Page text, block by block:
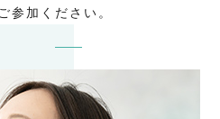
参加ください。